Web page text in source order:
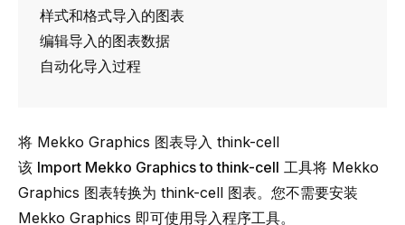
样式和格式导入的图表
编辑导入的图表数据
自动化导入过程
将 Mekko Graphics 图表导入 think-cell
该 Import Mekko Graphics to think-cell 工具将 Mekko
Graphics 图表转换为 think-cell 图表。您不需要安装
Mekko Graphics 即可使用导入程序工具。